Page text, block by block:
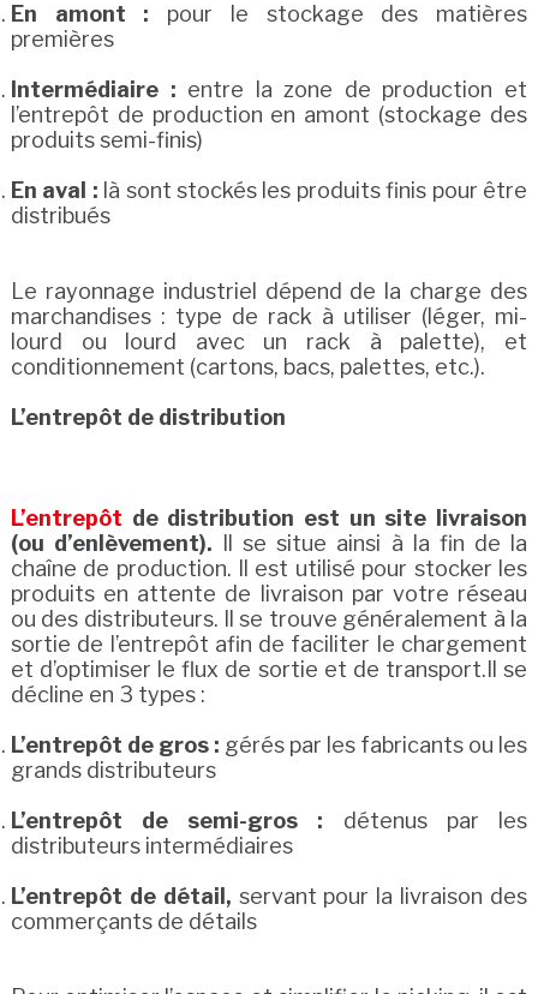
En amont : pour le stockage des matières
premières
Intermédiaire : entre la zone de production et
l’entrepôt de production en amont (stockage des
produits semi-finis)
En aval : là sont stockés les produits finis pour être
distribués
Le rayonnage industriel dépend de la charge des
marchandises : type de rack à utiliser (léger, mi-
lourd ou lourd avec un rack à palette), et
conditionnement (cartons, bacs, palettes, etc.).
L’entrepôt de distribution
L’entrepôt de distribution est un site livraison
(ou d’enlèvement).
Il se situe ainsi à la fin de la
chaîne de production. Il est utilisé pour stocker les
produits en attente de livraison par votre réseau
ou des distributeurs. Il se trouve généralement à la
sortie de l’entrepôt afin de faciliter le chargement
et d’optimiser le flux de sortie et de transport.Il se
décline en 3 types :
L’entrepôt de gros : gérés par les fabricants ou les
grands distributeurs
L’entrepôt de semi-gros : détenus par les
distributeurs intermédiaires
L’entrepôt de détail, servant pour la livraison des
commerçants de détails